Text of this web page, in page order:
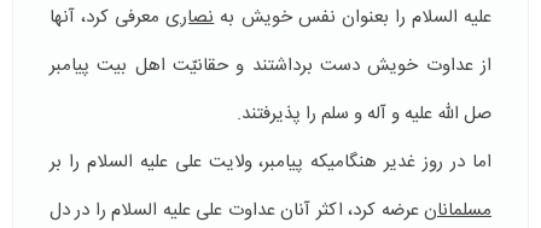
علیه السلام را بعنوان نفس خویش بهنصاریمعرفی کرد، آنها
از عداوت خویش دست برداشتند و حقانیّت اهل بیت پیامبر
صل الله علیه و آله و سلم را پذیرفتند.
اما در روز غدیر هنگامیکه پیامبر، ولایت علی علیه السلام را بر
مسلمانانعرضه کرد، اکثر آنان عداوت علی علیه السلام را در دل